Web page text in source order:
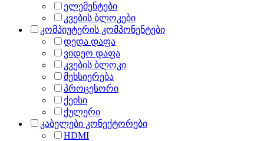
ელემენტები
კვების ბლოკები
კომპიუტერის კომპონენტები
დედა დაფა
ვიდეო დაფა
კვების ბლოკი
მეხსიერება
პროცესორი
ქეისი
ქულერი
კაბელები კონექტორები
HDMI